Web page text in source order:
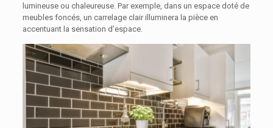
lumineuse ou chaleureuse. Par exemple, dans un espace doté de
meubles foncés, un carrelage clair illuminera la pièce en
accentuant la sensation d’espace.